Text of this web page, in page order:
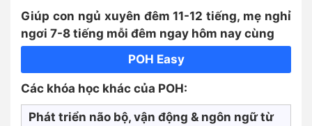
Giúp con ngủ xuyên đêm 11-12 tiếng, mẹ nghỉ
ngơi 7-8 tiếng mỗi đêm ngay hôm nay cùng
POH Easy
Các khóa học khác của POH:
Phát triển não bộ, vận động & ngôn ngữ từ